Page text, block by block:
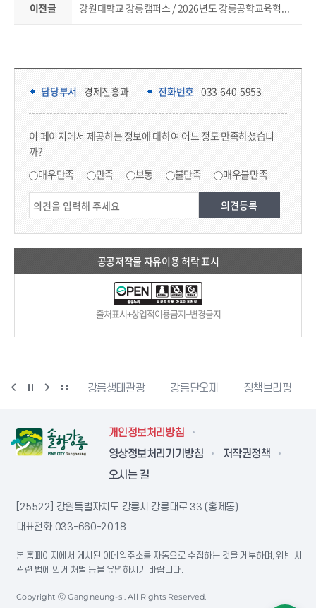
이전글 강원대학교 강릉캠퍼스 / 2026년도 강릉공학교육혁신센터 연구원(계약직) 채용 (접수기간 : 08.07(금)~08.11(화)까지)
담당부서 정보 & 컨텐츠 만족도 조사 & 공공저작물 자유이용 허락 표시
담당부서 경제진흥과 전화번호 033-640-5953
이 페이지에서 제공하는 정보에 대하여 어느 정도 만족하셨습니
까?
매우만족 만족 보통 불만족 매우불만족
공공저작물 자유이용 허락 표시
출처표시+상업적이용금지+변경금지
동물사랑센터 강릉생태관광 강릉단오제 정책브리핑
개인정보처리방침
영상정보처리기기방침
저작권정책
오시는 길
[25522] 강원특별자치도 강릉시 강릉대로 33 (홍제동)
대표전화 033-660-2018
본 홈페이지에서 게시된 이메일주소를 자동으로 수집하는 것을 거부하며, 위반 시
관련 법에 의거 처벌 등을 유념하시기 바랍니다.
Copyright ⓒ Gangneung-si. All Rights Reserved.